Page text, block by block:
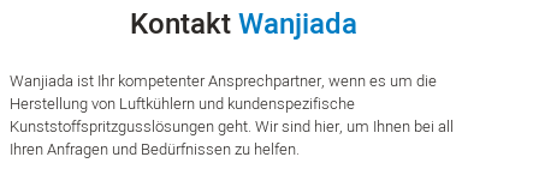
KontaktWanjiada
Wanjiada ist Ihr kompetenter Ansprechpartner, wenn es um die
Herstellung von Luftkühlern und kundenspezifische
Kunststoffspritzgusslösungen geht. Wir sind hier, um Ihnen bei all
Ihren Anfragen und Bedürfnissen zu helfen.